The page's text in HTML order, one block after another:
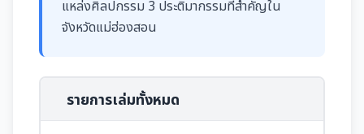
แหล่งศิลปกรรม 3 ประติมากรรมที่สำคัญใน
จังหวัดแม่ฮ่องสอน
รายการเล่มทั้งหมด